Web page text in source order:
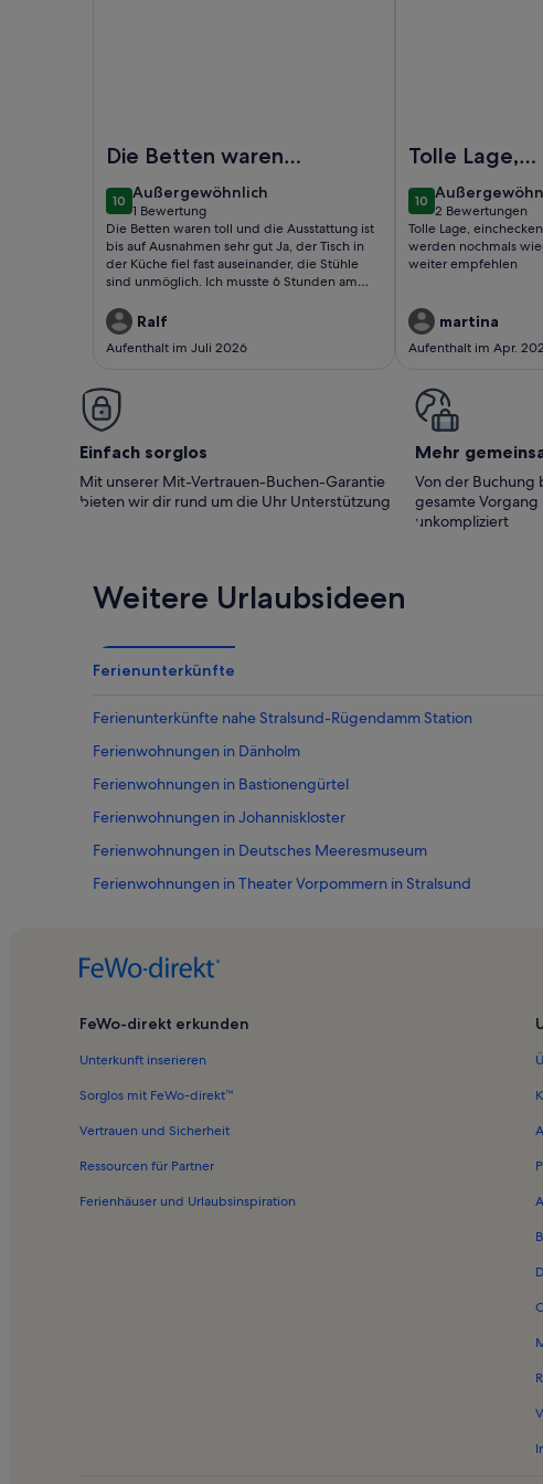
Die Betten waren
toll und die
Ausstattung ist bis
auf Ausnahmen sehr
gut Ja, der Tisch in
der Küc..
1010 von 10
Außergewöhnlich
außergewöhnlich
1 Bewertung
(1
bewertung)
Die Betten waren toll und die Ausstattung ist
bis auf Ausnahmen sehr gut Ja, der Tisch in
der Küche fiel fast auseinander, die Stühle
sind unmöglich. Ich musste 6 Stunden am
Die schwarzen Armaturen im Bad sehen
ziemlich vergammelt aus. Es fehlen
Abstellmöglichkeiten und Steckdosen am
Hausflur sieht es ziemlich ungepflegt/dreckig
aus.
Ralf
Aufenthalt im Juli 2026
Tolle Lage,
einchecken
Sauberkeit,wir
werden
wieder
empfehlen
1010 von 10
2 Bewertungen
(2
Tolle Lage,
werden nochmals
weiter empfehlen
martina
Aufenthalt im Apr.
Einfach sorglos
Mit unserer Mit-Vertrauen-Buchen-Garantie
bieten wir dir rund um die Uhr Unterstützung
Mehr
Von der Buchung
gesamte Vorgang
unkompliziert
Weitere Urlaubsideen
Ferienunterkünfte
Ferienunterkünfte nahe Stralsund-Rügendamm Station
Ferienwohnungen in Dänholm
Ferienwohnungen in Bastionengürtel
Ferienwohnungen in Johanniskloster
Ferienwohnungen in Deutsches Meeresmuseum
Ferienwohnungen in Theater Vorpommern in Stralsund
Ferienwohnungen in Helios Hanseklinikum Stralsund
Ferienwohnungen in Landkreis Nordvorpommern
FeWo-direkt erkunden
Unterkunft inserieren
Sorglos mit FeWo-direkt™
Vertrauen und Sicherheit
Ressourcen für Partner
Ferienhäuser und Urlaubsinspiration